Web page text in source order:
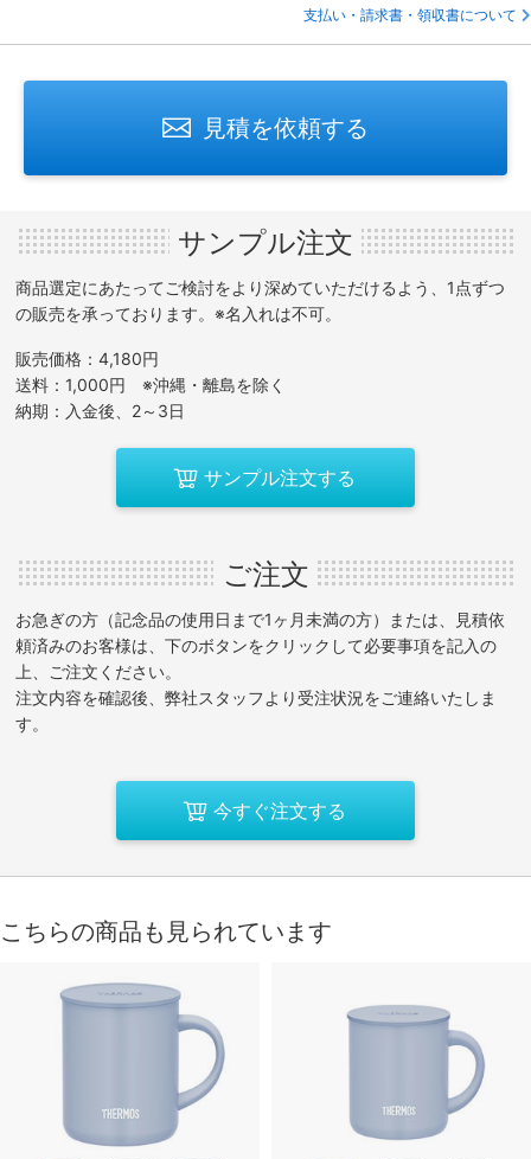
支払い・請求書・領収書について
見積を依頼する
サンプル注文
商品選定にあたってご検討をより深めていただけるよう、1点ずつ
の販売を承っております。※名入れは不可。
販売価格：4,180円
送料：1,000円 ※沖縄・離島を除く
納期：入金後、2～3日
サンプル注文する
ご注文
お急ぎの方（記念品の使用日まで1ヶ月未満の方）または、見積依
頼済みのお客様は、下のボタンをクリックして必要事項を記入の
上、ご注文ください。
注文内容を確認後、弊社スタッフより受注状況をご連絡いたしま
す。
今すぐ注文する
こちらの商品も見られています